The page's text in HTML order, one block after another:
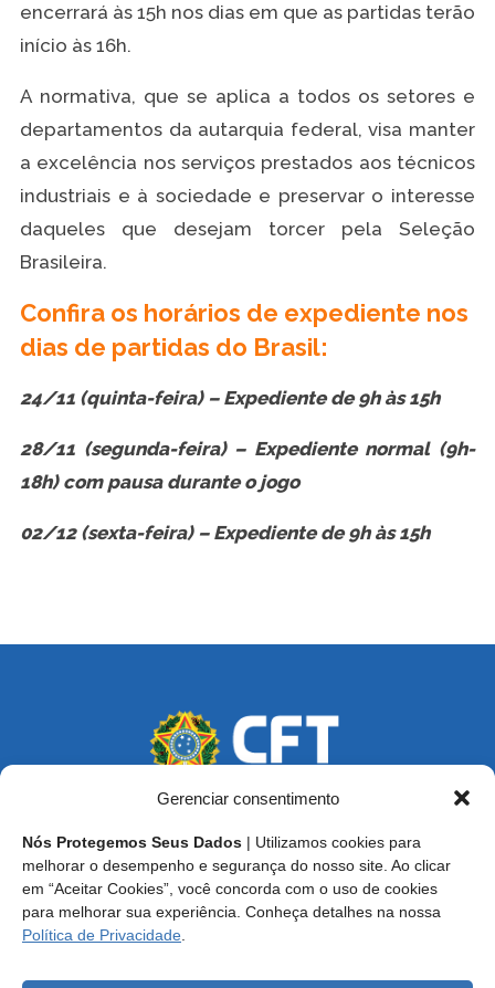
Gerenciar consentimento
Nós Protegemos Seus Dados | Utilizamos cookies para
melhorar o desempenho e segurança do nosso site. Ao clicar
em “Aceitar Cookies”, você concorda com o uso de cookies
para melhorar sua experiência. Conheça detalhes na nossa
Política de Privacidade
encerrará às 15h nos dias em que as partidas terão
início às 16h.
A normativa, que se aplica a todos os setores e
departamentos da autarquia federal, visa manter
a excelência nos serviços prestados aos técnicos
industriais e à sociedade e preservar o interesse
daqueles que desejam torcer pela Seleção
Brasileira.
Confira os horários de expediente nos
dias de partidas do Brasil:
24/11 (quinta-feira) – Expediente de 9h às 15h
28/11 (segunda-feira) – Expediente normal (9h-
18h) com pausa durante o jogo
02/12 (sexta-feira) – Expediente de 9h às 15h
Endereço: SCS, Quadra 02, Bloco D, Ed. Oscar Niemeyer,
9º Andar CEP 70.316-900 - Brasília/DF
Central de Atendimento ao Técnico:0800 016-1515